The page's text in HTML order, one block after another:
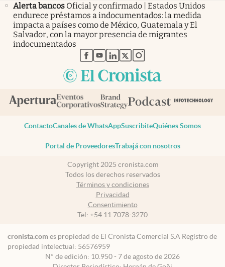
Alerta bancos Oficial y confirmado | Estados Unidos
endurece préstamos a indocumentados: la medida
impacta a países como de México, Guatemala y El
Salvador, con la mayor presencia de migrantes
indocumentados
abre en nueva pestaña
abre en nueva pestaña
abre en nueva pestaña
abre en nueva pestaña
abre en nueva pestaña
ContactoCanales de WhatsAppSuscribiteQuiénes Somos
Portal de ProveedoresTrabajá con nosotros
Copyright 2025 cronista.com
Todos los derechos reservados
Términos y condiciones
Privacidad
Consentimiento
Tel: +54 11 7078-3270
cronista.com es propiedad de El Cronista Comercial S.A Registro de
propiedad intelectual: 56576959
N° de edición: 10.950 - 7 de agosto de 2026